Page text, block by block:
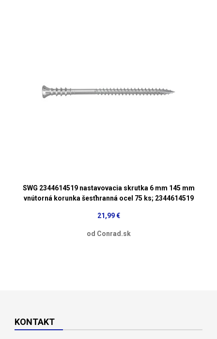
SWG 2344614519 nastavovacia skrutka 6 mm 145 mm
vnútorná korunka šesťhranná ocel 75 ks; 2344614519
21,99 €
od Conrad.sk
KONTAKT